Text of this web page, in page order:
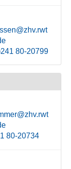
80-20799
80-20734